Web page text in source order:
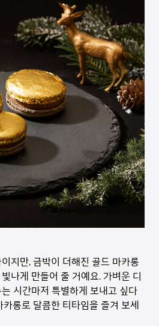
지만, 금박이 더해진 골드 마카롱
나게 만들어 줄 거예요. 가벼운 디
시간마저 특별하게 보내고 싶다
롱로 달콤한 티타임을 즐겨 보세